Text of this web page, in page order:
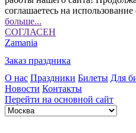
соглашаетесь на
больше...
СОГЛАСЕН
Zamania
Заказ праздника
О нас Праздники Билеты Для
Новости Контакты
Перейти на основной сайт